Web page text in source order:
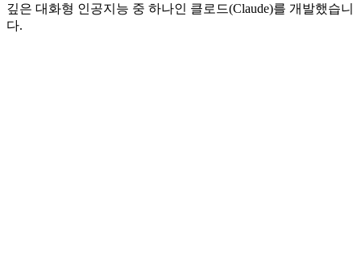
깊은 대화형 인공지능 중 하나인 클로드(Claude)를 개발했습니
다.